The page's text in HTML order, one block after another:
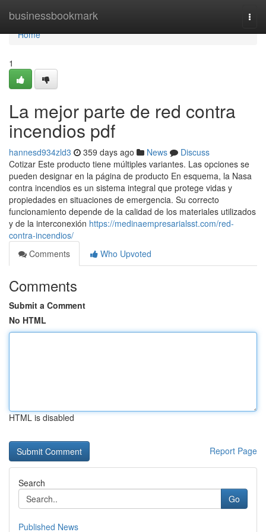
businessbookmark
Home
Home
1
La mejor parte de red contra
incendios pdf
hannesd934zld3 359 days ago News
Discuss
Cotizar Este producto tiene múltiples variantes. Las opciones se
pueden designar en la página de producto En esquema, la Nasa
contra incendios es un sistema integral que protege vidas y
propiedades en situaciones de emergencia. Su correcto
funcionamiento depende de la calidad de los materiales utilizados
y de la interconexión https://medinaempresarialsst.com/red-
contra-incendios/
Comments
Who Upvoted
Comments
Submit a Comment
No HTML
HTML is disabled
Report Page
Search
Go
Published News